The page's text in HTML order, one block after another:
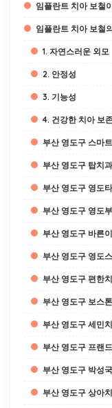
임플란트 치아 보철
임플란트 치아 보철
1. 자연스러운 외모
2. 안정성
3. 기능성
4. 건강한 치아 보
부산 영도구 스마
부산 영도구 탑치
부산 영도구 영도
부산 영도구 영도
부산 영도구 바른
부산 영도구 영도
부산 영도구 편한
부산 영도구 보스
부산 영도구 세민
부산 영도구 프랜
부산 영도구 박성
부산 영도구 상아